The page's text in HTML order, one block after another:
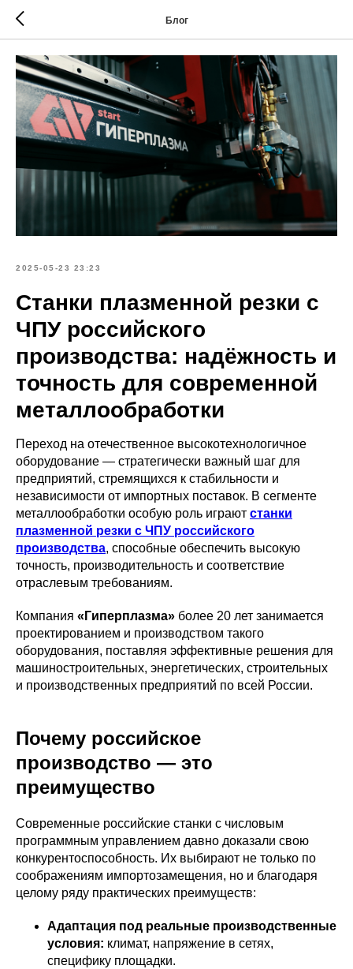
Блог
2025-05-23 23:23
Станки плазменной резки с
ЧПУ российского
производства: надёжность и
точность для современной
металлообработки
Переход на отечественное высокотехнологичное
оборудование — стратегически важный шаг для
предприятий, стремящихся к стабильности и
независимости от импортных поставок. В сегменте
металлообработки особую роль играют станки
плазменной резки с ЧПУ российского
производства, способные обеспечить высокую
точность, производительность и соответствие
отраслевым требованиям.
Компания «Гиперплазма» более 20 лет занимается
проектированием и производством такого
оборудования, поставляя эффективные решения для
машиностроительных, энергетических, строительных
и производственных предприятий по всей России.
Почему российское
производство — это
преимущество
Современные российские станки с числовым
программным управлением давно доказали свою
конкурентоспособность. Их выбирают не только по
соображениям импортозамещения, но и благодаря
целому ряду практических преимуществ:
Адаптация под реальные производственные
условия: климат, напряжение в сетях,
специфику площадки.